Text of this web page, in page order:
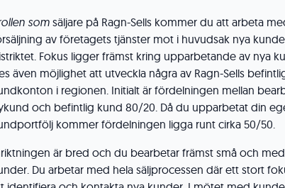
som säljare på Ragn-Sells kommer du att arbeta
av företagets tjänster mot i huvudsak nya
Fokus ligger främst kring upparbetande av nya
även möjlighet att utveckla några av Ragn-Sells
i regionen. Initialt är fördelningen mellan
och befintlig kund 80/20. Då du upparbetat din
kommer fördelningen ligga runt cirka 50/50.
är bred och du bearbetar främst små och
Du arbetar med hela säljprocessen där ett stort